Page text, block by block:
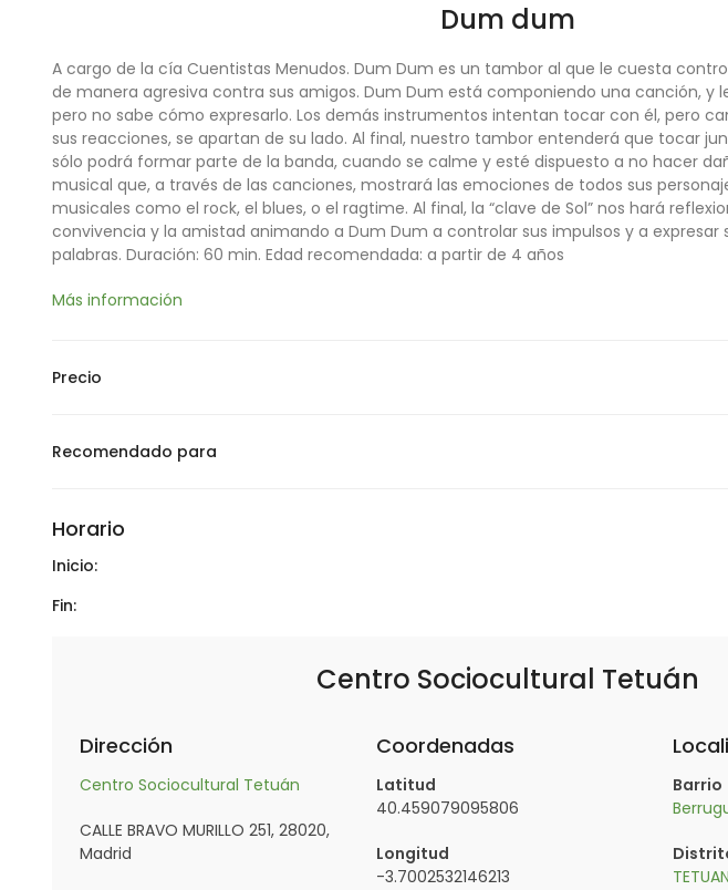
Dum dum
A cargo de la cía Cuentistas Menudos. Dum Dum es un tambor al que le cuesta
de manera agresiva contra sus amigos. Dum Dum está componiendo una canción, y
pero no sabe cómo expresarlo. Los demás instrumentos intentan tocar con él, pero
sus reacciones, se apartan de su lado. Al final, nuestro tambor entenderá que tocar
sólo podrá formar parte de la banda, cuando se calme y esté dispuesto a no hacer
musical que, a través de las canciones, mostrará las emociones de todos sus
musicales como el rock, el blues, o el ragtime. Al final, la “clave de Sol” nos hará
convivencia y la amistad animando a Dum Dum a controlar sus impulsos y a expresar
palabras. Duración: 60 min. Edad recomendada: a partir de 4 años
Más información
Precio
Recomendado para
Horario
Inicio:
Fin:
Centro Sociocultural Tetuán
Dirección
Centro Sociocultural Tetuán
CALLE BRAVO MURILLO 251, 28020,
Madrid
Coordenadas
Latitud
40.459079095806
Longitud
-3.7002532146213
Barrio
TETUAN